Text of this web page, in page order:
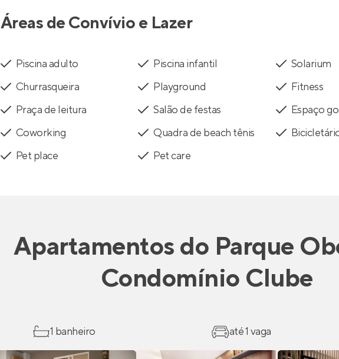
Áreas de Convívio e Lazer
Piscina adulto Piscina infantil
Solarium
Churrasqueira
Playground
Fitness
Praça de leitura
Salão de festas
Espaço
Coworking
Quadra de beach tênis
Pet place
Pet care
Apartamentos do Parque
Condomínio Clube
1 banheiro até 1 vaga